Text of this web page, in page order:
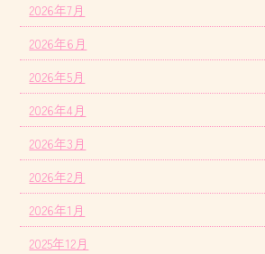
2026年7月
2026年6月
2026年5月
2026年4月
2026年3月
2026年2月
2026年1月
2025年12月